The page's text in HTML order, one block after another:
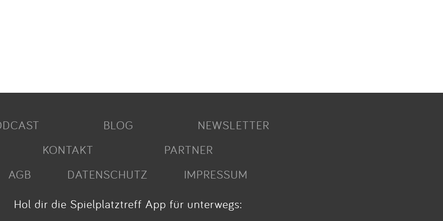
BLOG
NEWSLETTER
KONTAKT
PARTNER
AGB
DATENSCHUTZ
IMPRESSUM
Hol dir die Spielplatztreff App für unterwegs: